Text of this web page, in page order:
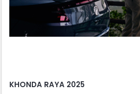
KHONDA RAYA 2025